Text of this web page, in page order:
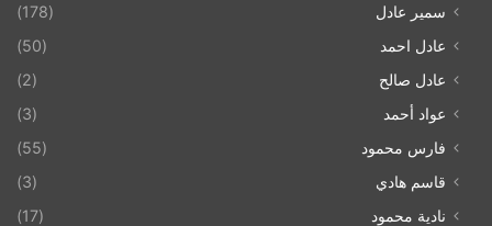
سمير عادل
(178)
عادل احمد
(50)
عادل صالح
(2)
عواد أحمد
(3)
فارس محمود
(55)
قاسم هادي
(3)
نادية محمود
(17)